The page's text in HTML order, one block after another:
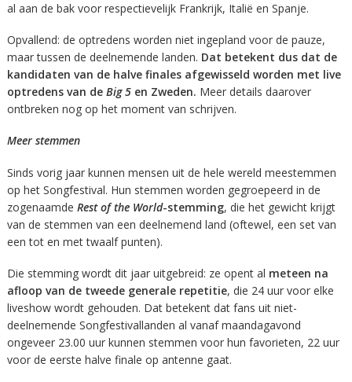
al aan de bak voor respectievelijk Frankrijk, Italië en Spanje.
Opvallend: de optredens worden niet ingepland voor de pauze,
maar tussen de deelnemende landen. Dat betekent dus dat de
kandidaten van de halve finales afgewisseld worden met live
optredens van de Big 5en Zweden. Meer details daarover
ontbreken nog op het moment van schrijven.
Meer stemmen
Sinds vorig jaar kunnen mensen uit de hele wereld meestemmen
op het Songfestival. Hun stemmen worden gegroepeerd in de
zogenaamde Rest of the World-stemming, die het gewicht krijgt
van de stemmen van een deelnemend land (oftewel, een set van
een tot en met twaalf punten).
Die stemming wordt dit jaar uitgebreid: ze opent al meteen na
afloop van de tweede generale repetitie, die 24 uur voor elke
liveshow wordt gehouden. Dat betekent dat fans uit niet-
deelnemende Songfestivallanden al vanaf maandagavond
ongeveer 23.00 uur kunnen stemmen voor hun favorieten, 22 uur
voor de eerste halve finale op antenne gaat.